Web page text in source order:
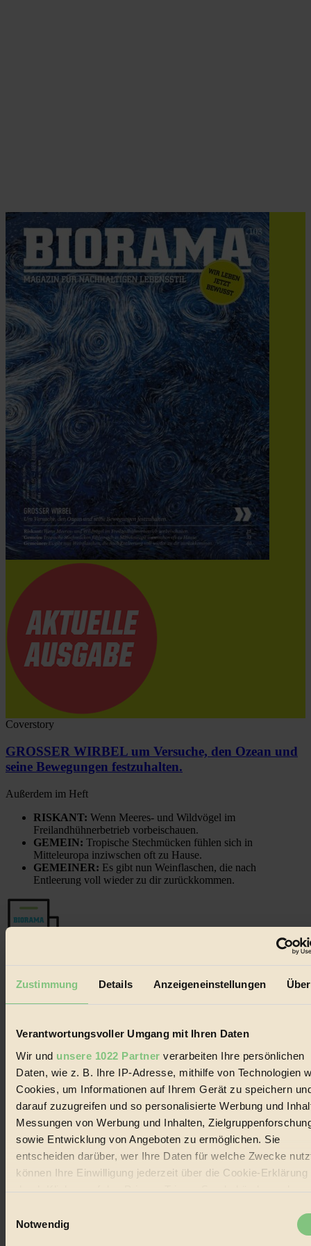
Zustimmung Details Anzeigeneinstellungen
Verantwortungsvoller Umgang mit Ihren Daten
Wir und unsere 1022 Partner verarbeiten Ihre persönlichen
Daten, wie z. B. Ihre IP-Adresse, mithilfe von Technologien
Cookies, um Informationen auf Ihrem Gerät zu speichern
darauf zuzugreifen und so personalisierte Werbung und
Messungen von Werbung und Inhalten,
sowie Entwicklung von Angeboten zu ermöglichen. Sie
entscheiden darüber, wer Ihre Daten für welche Zwecke
können Ihre Einwilligung jederzeit über die Cookie-Erklärung
durch Klicken auf das Privacy Trigger Symbol ändern oder
Notwendig
Coverstory
GROSSER WIRBEL um Versuche, den Ozean und
seine Bewegungen festzuhalten.
Außerdem im Heft
RISKANT: Wenn Meeres- und Wildvögel im
Freilandhühnerbetrieb vorbeischauen.
GEMEIN: Tropische Stechmücken fühlen sich in
Mitteleuropa inziwschen oft zu Hause.
GEMEINER: Es gibt nun Weinflaschen, die nach
Entleerung voll wieder zu dir zurückkommen.
Erhalte in regelmäßigen Abständen die aktuellsten Artikel,
Jetzt eintragen:
© 2026 Biorama GmbH
Impressum & Disclaimer
Biorama steht für einen nachhaltigen Lebensstil und bewussten